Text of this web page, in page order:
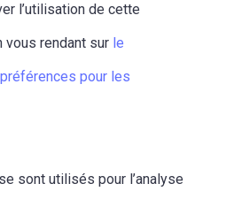
l’utilisation de cette
vous rendant sur le
pour les
sont utilisés pour l’analyse